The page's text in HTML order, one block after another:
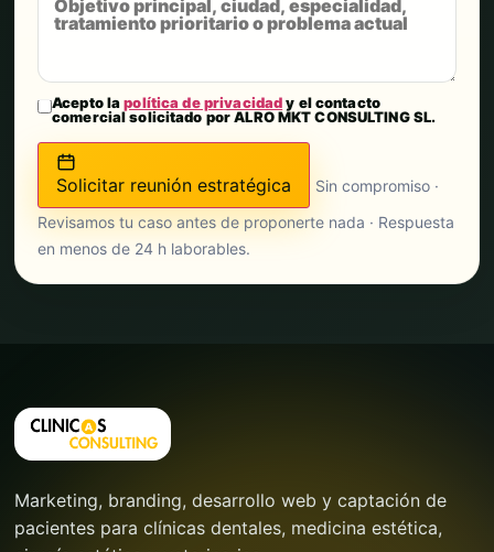
Acepto lapolítica de privacidady el contacto
comercial solicitado por ALRO MKT CONSULTING SL.
Solicitar reunión estratégica
Sin compromiso ·
Revisamos tu caso antes de proponerte nada · Respuesta
en menos de 24 h laborables.
Marketing, branding, desarrollo web y captación de
pacientes para clínicas dentales, medicina estética,